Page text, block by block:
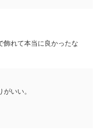
飾れて本当に良かったな
いい。